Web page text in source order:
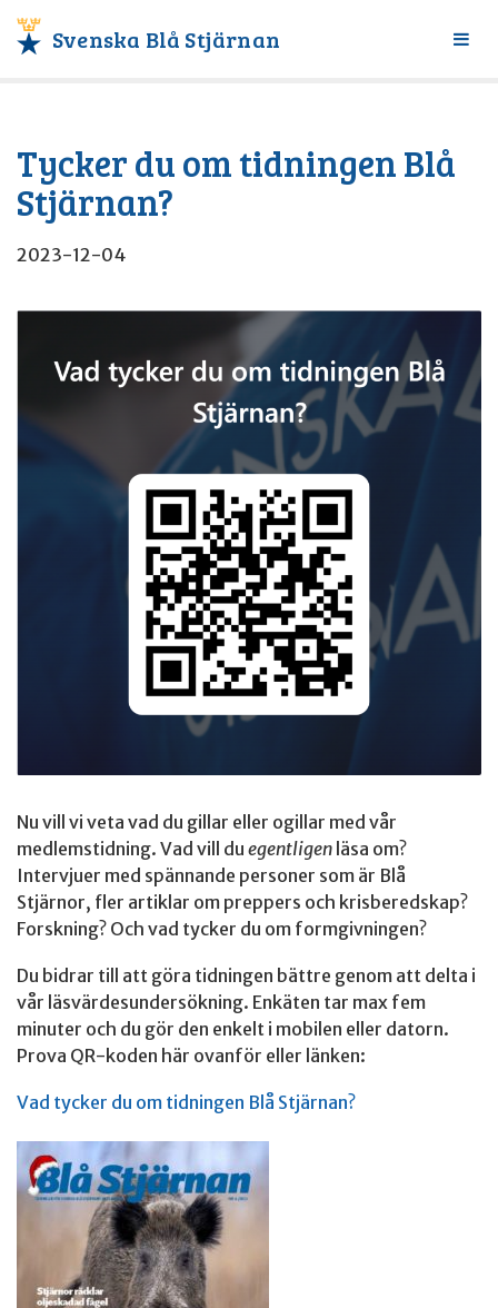
Svenska Blå Stjärnan
Växla
Tycker du om tidningen Blå
Stjärnan?
2023-12-04
Nu vill vi veta vad du gillar eller ogillar med vår
medlemstidning. Vad vill du egentligen läsa om?
Intervjuer med spännande personer som är Blå
Stjärnor, fler artiklar om preppers och krisberedskap?
Forskning? Och vad tycker du om formgivningen?
Du bidrar till att göra tidningen bättre genom att delta i
vår läsvärdesundersökning. Enkäten tar max fem
minuter och du gör den enkelt i mobilen eller datorn.
Prova QR-koden här ovanför eller länken:
Vad tycker du om tidningen Blå Stjärnan?